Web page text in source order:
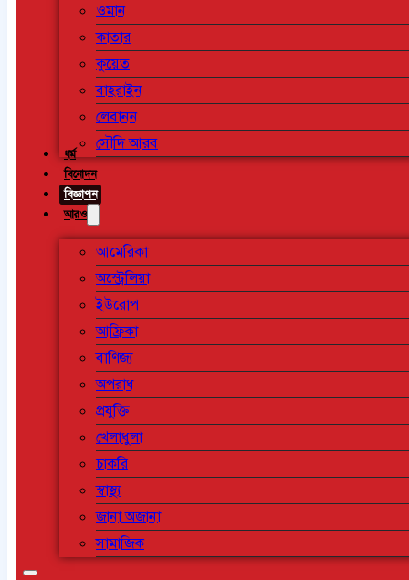
ওমান
কাতার
কুয়েত
বাহরাইন
লেবানন
সৌদি আরব
ধর্ম
বিনোদন
বিজ্ঞাপন
আরও
আমেরিকা
অস্ট্রেলিয়া
ইউরোপ
আফ্রিকা
বাণিজ্য
অপরাধ
প্রযুক্তি
খেলাধুলা
চাকরি
স্বাস্থ্য
জানা অজানা
সামাজিক